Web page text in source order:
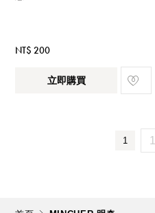
NT$ 200
立即購買
1